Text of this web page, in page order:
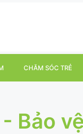
CHĂM SÓC TRẺ
Bảo